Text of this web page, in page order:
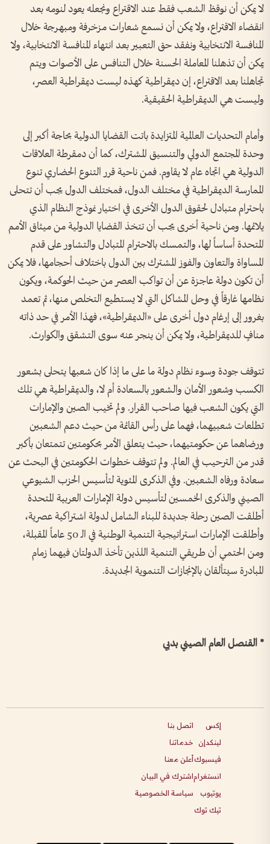
لا يمكن أن نوقظ الشعب فقط عند الاقتراع ونجعله يعود لنومه بعد
انقضاء الاقتراع، ولا يمكن أن نسمع شعارات مزخرفة ومبهرجة خلال
المنافسة الانتخابية ونفقد حق التعبير بعد انتهاء المنافسة الانتخابية، ولا
يمكن أن تذهلنا المعاملة الحسنة خلال التنافس على الأصوات ويتم
تجاهلنا بعد الاقتراع، إن ديمقراطية كهذه ليست ديمقراطية العصر،
وليست هي الديمقراطية الحقيقية.
وأمام التحديات العالمية المتزايدة باتت القضايا الدولية بحاجة أكبر إلى
وحدة المجتمع الدولي والتنسيق المشترك، كما أن دمقرطة العلاقات
الدولية هي اتجاه عام لا يقاوم. فمن ناحية قرر التنوع الحضاري تنوع
الممارسة الديمقراطية في مختلف الدول، فمختلف الدول يجب أن تتحلى
باحترام متبادل لحقوق الدول الأخرى في اختيار نموذج النظام الذي
يلائمها. ومن ناحية أخرى يجب أن تتخذ القضايا الدولية من ميثاق الأمم
المتحدة أساساً لها، والتمسك بالاحترام المتبادل والتشاور على قدم
المساواة والتعاون والفوز المشترك بين الدول باختلاف أحجامها، فلا يمكن
أن تكون دولة عاجزة عن أن تواكب العصر من حيث الحوكمة، ويكون
نظامها غارقاً في وحل المشاكل التي لا يستطيع التخلص منها، ثم تعمد
بغرور إلى إرغام دول أخرى على «الديمقراطية»، فهذا الأمر في حد ذاته
منافٍ للديمقراطية، ولا يمكن أن ينجر عنه سوى التشقق والكوارث.
تتوقف جودة وسوء نظام دولة ما على ما إذا كان شعبها يتحلى بشعور
الكسب وشعور الأمان والشعور بالسعادة أم لا، والديمقراطية هي تلك
التي يكون الشعب فيها صاحب القرار. ولم تخيب الصين والإمارات
تطلعات شعبيهما، فهما على رأس القائمة من حيث دعم الشعبين
ورضاهما عن حكومتيهما، حيث يتعلق الأمر بحكومتين تتمتعان بأكبر
قدر من الترحيب في العالم. ولم تتوقف خطوات الحكومتين في البحث عن
سعادة ورفاه الشعبين. وفي الذكرى المئوية لتأسيس الحزب الشيوعي
الصيني والذكرى الخمسين لتأسيس دولة الإمارات العربية المتحدة
أطلقت الصين رحلة جديدة للبناء الشامل لدولة اشتراكية عصرية،
وأطلقت الإمارات استراتيجية التنمية الوطنية في الـ 50 عاماً المقبلة،
ومن الحتمي أن طريقي التنمية اللذين تأخذ الدولتان فيهما زمام
المبادرة سيتألقان بالإنجازات التنموية الجديدة.
* القنصل العام الصيني بدبي
إكس
لينكدإن
فيسبوك
انستغرام
يوتيوب
تيك توك
اتصل بنا
خدماتنا
أعلن معنا
اشترك في البيان
سياسة الخصوصية